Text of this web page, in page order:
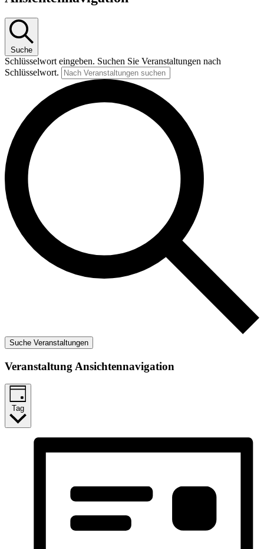
Suche
Schlüsselwort eingeben. Suchen Sie Veranstaltungen nach
Schlüsselwort.
Suche Veranstaltungen
Veranstaltung Ansichtennavigation
Tag